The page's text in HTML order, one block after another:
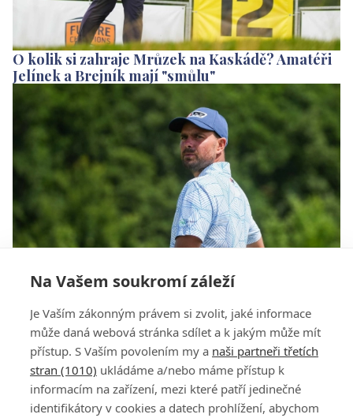
Na Vašem soukromí záleží
Je Vaším zákonným právem si zvolit, jaké informace
může daná webová stránka sdílet a k jakým může mít
přístup. S Vaším povolením my a naši partneři třetích
stran (1010) ukládáme a/nebo máme přístup k
informacím na zařízení, mezi které patří jedinečné
identifikátory v cookies a datech prohlížení, abychom
O kolik si zahraje Mrůzek na Kaskádě? Amatéři
Jelínek a Brejník mají "smůlu"
Na Raiffeisenbank Golf Challenge prošli cutem
tři Češi. Mrůzek a amatéři Brejník s Jelínkem